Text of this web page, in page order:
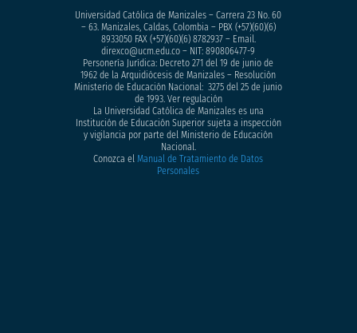
Universidad Católica de Manizales – Carrera 23 No. 60
– 63. Manizales, Caldas, Colombia – PBX (+57)(60)(6)
8933050FAX (+57)(60)(6) 8782937 – Email.
direxco@ucm.edu.co – NIT: 890806477-9
Personería Jurídica: Decreto 271 del 19 de junio de
1962 de la Arquidiócesis de Manizales – Resolución
Ministerio de Educación Nacional: 3275 del 25 de junio
de 1993. Ver regulación
La Universidad Católica de Manizales es una
Institución de Educación Superior sujeta a inspección
y vigilancia por parte del Ministerio de Educación
Nacional.
Conozca elManual de Tratamiento de Datos
Personales